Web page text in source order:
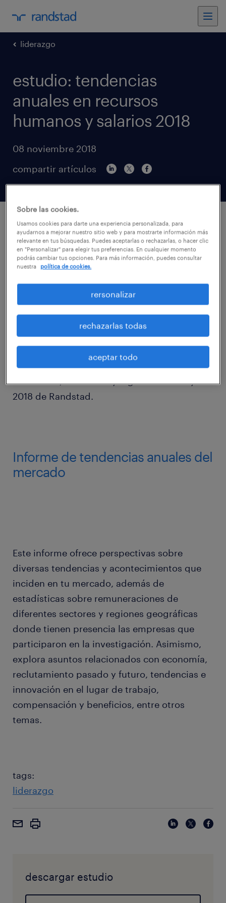
liderazgo
estudio: tendencias
anuales en recursos
humanos y salarios 2018
08 noviembre 2018
compartir artículos
Bienvenido al informe anual sobre tendencias
en sueldos, beneficios y lugares de trabajo
2018 de Randstad.
Informe de tendencias anuales del
mercado
Este informe ofrece perspectivas sobre
diversas tendencias y acontecimientos que
inciden en tu mercado, además de
estadísticas sobre remuneraciones de
diferentes sectores y regiones geográficas
donde tienen presencia las empresas que
participaron en la investigación. Asimismo,
explora asuntos relacionados con economía,
reclutamiento pasado y futuro, tendencias e
innovación en el lugar de trabajo,
compensación y beneficios, entre otros
temas.
tags:
liderazgo
descargar estudio
Sobre las cookies.
Usamos cookies para darte una experiencia personalizada, para
ayudarnos a mejorar nuestro sitio web y para mostrarte información más
relevante en tus búsquedas. Puedes aceptarlas o rechazarlas, o hacer clic
en "Personalizar" para elegir tus preferencias. En cualquier momento
podrás cambiar tus opciones. Para más información, puedes consultar
nuestra
política de cookies.
rersonalizar
rechazarlas todas
aceptar todo